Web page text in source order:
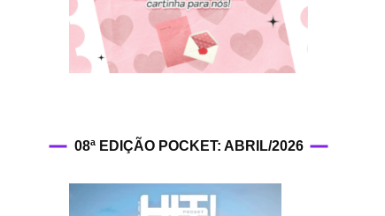
HIT!Fashion
HIT!Filmes
HIT!Hop
08ª EDIÇÃO POCKET: ABRIL/2026